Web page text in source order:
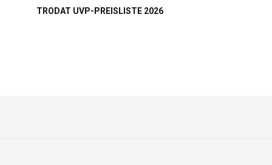
TRODAT UVP-PREISLISTE 2026